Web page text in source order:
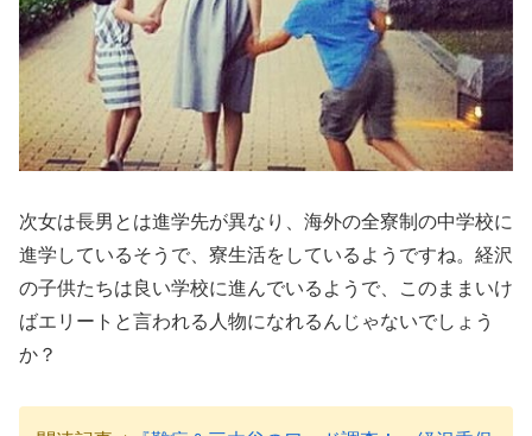
次女は長男とは進学先が異なり、海外の全寮制の中学校に
進学しているそうで、寮生活をしているようですね。経沢
の子供たちは良い学校に進んでいるようで、このままいけ
ばエリートと言われる人物になれるんじゃないでしょう
か？